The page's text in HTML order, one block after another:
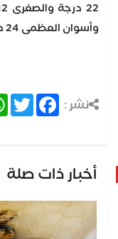
وأسوان العظمى 24 درجة والصغرى 15.
نشر :
أخبار ذات صلة